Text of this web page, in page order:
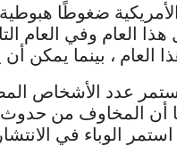
ضغوطًا هبوطية
العام وفي العام
عدد الأشخاص
أن المخاوف من
الوباء في